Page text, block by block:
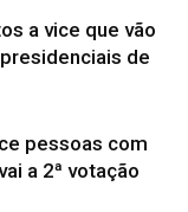
a vice que vão
de
pessoas com
a 2ª votação